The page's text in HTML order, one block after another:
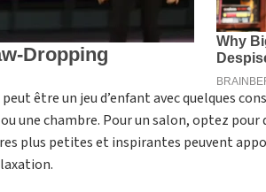
être un jeu d’enfant avec quelques
une chambre. Pour un salon, optez
plus petites et inspirantes peuvent